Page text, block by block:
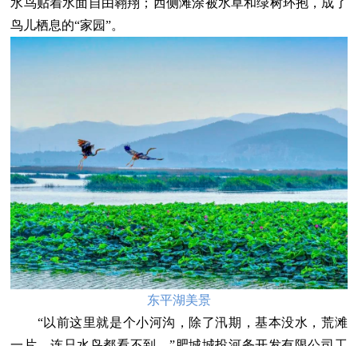
水鸟贴着水面自由翱翔；西侧滩涂被水草和绿树环抱，成了
鸟儿栖息的“家园”。
东平湖美景
“以前这里就是个小河沟，除了汛期，基本没水，荒滩